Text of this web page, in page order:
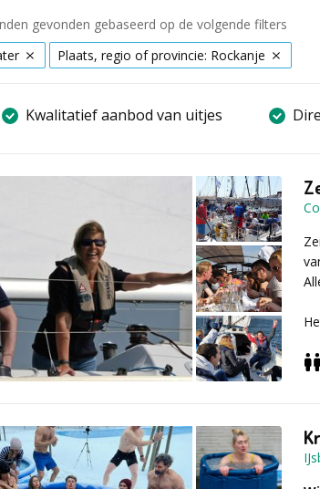
gevonden gebaseerd op de volgende filters
Plaats, regio of provincie: Rockanje
Kwalitatief aanbod van uitjes